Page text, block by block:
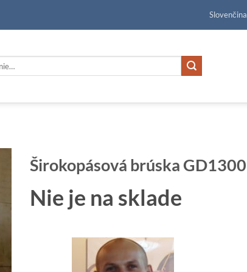
Slovenčina
Širokopásová brúska GD1300
Nie je na sklade